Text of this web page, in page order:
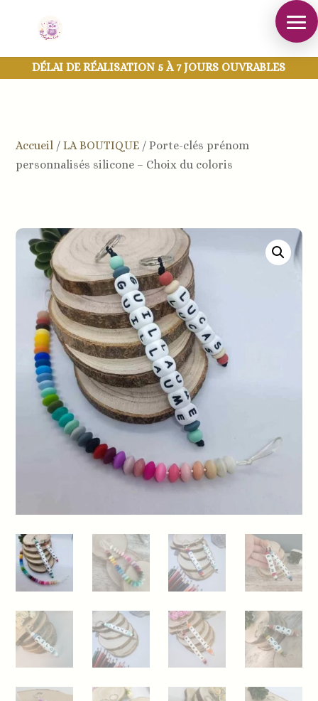
DÉLAI DE RÉALISATION 5 À 7 JOURS OUVRABLES
Accueil /LA BOUTIQUE /Porte-clés prénom
personnalisés silicone – Choix du coloris